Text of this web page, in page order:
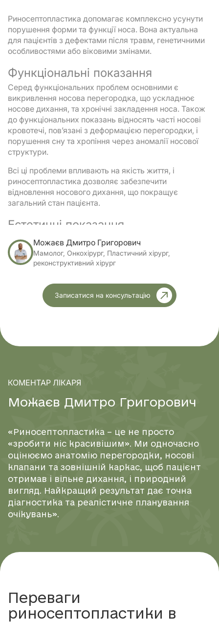
Риносептопластика допомагає комплексно усунути
порушення форми та функції носа. Вона актуальна
для пацієнтів з дефектами після травм, генетичними
особливостями або віковими змінами.
Функціональні показання
Серед функціональних проблем основними є
викривлення носова перегородка, що ускладнює
носове дихання, та хронічні закладення носа. Також
до функціональних показань відносять часті носові
кровотечі, пов’язані з деформацією перегородки, і
порушення сну та хропіння через аномалії носової
структури.
Всі ці проблеми впливають на якість життя, і
риносептопластика дозволяє забезпечити
відновлення носового дихання, що покращує
загальний стан пацієнта.
Естетичні показання
Естетичні показання включають горбинки або
западини на спинці носа та непропорційний кінчик
або крилцю носа. Також операція може вирішити
гармонійному вигляду обличчя. Ще одним
естетичним показанням є бажання змінити загальні
контури носа без шкоди для функції.
естетичну форму, уникнувши подвійних операцій.
Найчастіше пацієнти звертаються саме для
Це включає:
травматичні деформації, що впливають на
дихання та зовнішній вигляд;
спадкові особливості, які ускладнюють носове
дихання і одночасно порушують гармонію
обличчя.
Комплексний підхід дозволяє скоротити час
реабілітації та отримати природний результат, який
Можаєв Дмитро Григорович
Мамолог, Онкохірург, Пластичний хірург,
реконструктивний хірург
Записатися на консультацію
КОМЕНТАР ЛІКАРЯ
М ожаєв Дмитро Григорович
«Риносептопластика – це не просто
«зробити ніс красивішим». Ми одночасно
оцінюємо анатомію перегородки, носові
клапани та зовнішній каркас, щоб пацієнт
отримав і вільне дихання, і природний
вигляд. Найкращий результат дає точна
діагностика та реалістичне планування
очікувань».
Переваги
риносептопластики в